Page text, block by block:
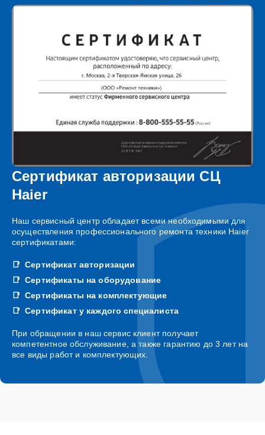
Сертификат авторизации СЦ
Haier
Наш сервисный центр обладает всеми необходимыми для
осуществления профессионального ремонта техники Haier
сертификатами:
Сертификат авторизации
Сертификаты на оборудование
Сертификаты на комплектующие
Сертификат у каждого специалиста
При обращении в наш сервис клиент получает
компетентное обслуживание, а также гарантию до 3 лет на
все виды работ и комплектующих.